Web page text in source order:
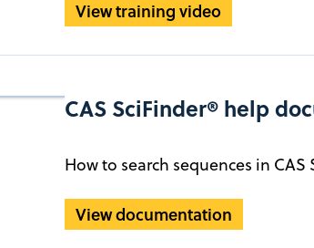
View training video
CAS SciFinder® help
How to search sequences in CAS
View documentation